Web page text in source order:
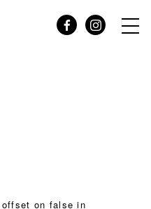
on false in